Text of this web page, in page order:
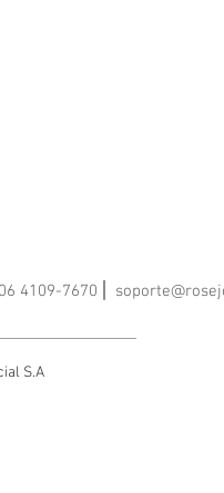
4109-7670 ⎢
S.A